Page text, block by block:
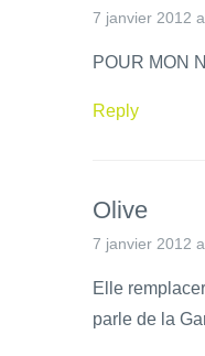
7 janvier 2012
POUR MON
Reply
Olive
7 janvier 2012
Elle
parle de la